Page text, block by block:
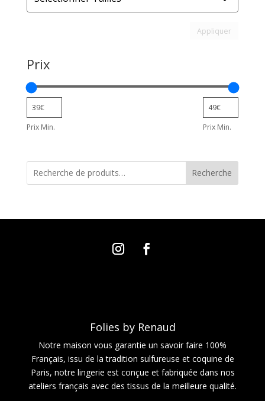
Appliquer
Prix
Prix Min. Prix Min.
Recherche
Folies by Renaud
Notre maison vous garantie un savoir faire 100%
Français, issu de la tradition sulfureuse et coquine de
Paris, notre lingerie est conçue et fabriquée dans nos
ateliers français avec des tissus de la meilleure qualité.